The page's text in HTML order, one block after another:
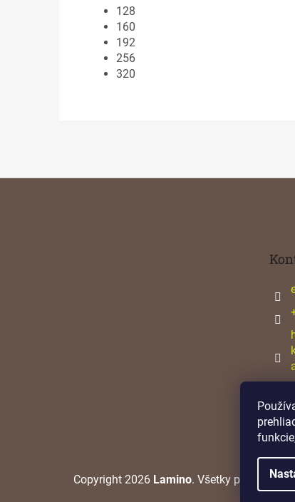
128
160
192
256
320
Copyright 2026 Lamino. Všetky práva